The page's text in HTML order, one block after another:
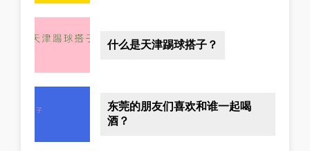
什么是天津踢球搭子？
东莞的朋友们喜欢和谁一起喝
酒？